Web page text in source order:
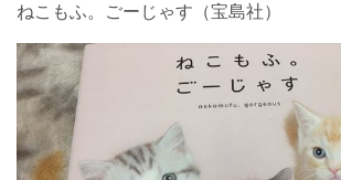
ねこもふ。ごーじゃす（宝島社）